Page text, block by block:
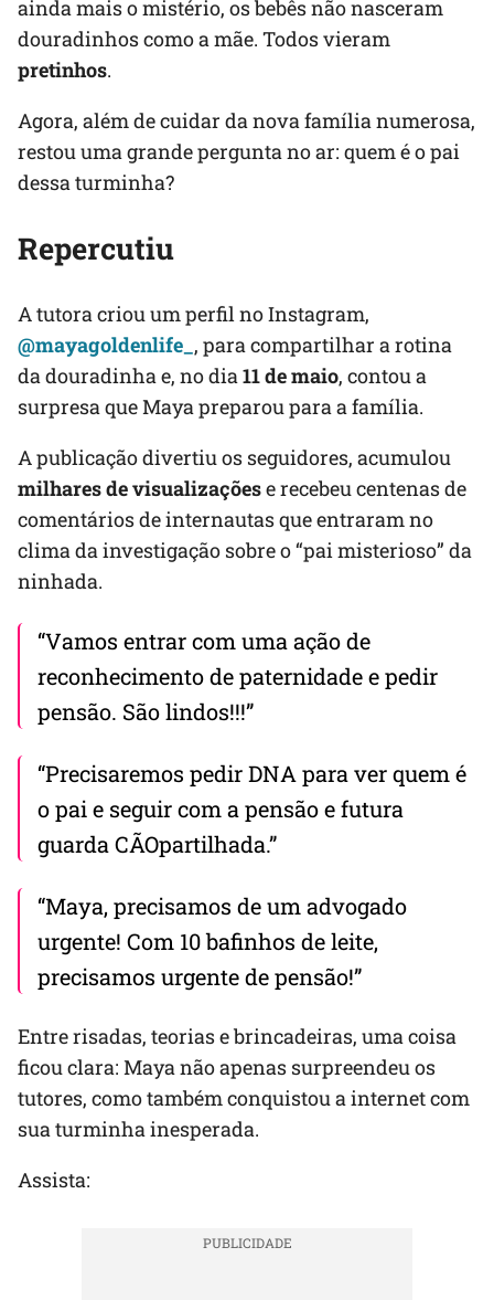
ainda mais o mistério, os bebês não nasceram
douradinhos como a mãe. Todos vieram
pretinhos.
Agora, além de cuidar da nova família numerosa,
restou uma grande pergunta no ar: quem é o pai
dessa turminha?
Repercutiu
A tutora criou um perfil no Instagram,
@mayagoldenlife_ , para compartilhar a rotina
da douradinha e, no dia 11 de maio, contou a
surpresa que Maya preparou para a família.
A publicação divertiu os seguidores, acumulou
milhares de visualizaçõese recebeu centenas de
comentários de internautas que entraram no
clima da investigação sobre o “pai misterioso” da
ninhada.
“Vamos entrar com uma ação de
reconhecimento de paternidade e pedir
pensão. São lindos!!!”
“Precisaremos pedir DNA para ver quem é
o pai e seguir com a pensão e futura
guarda CÃOpartilhada.”
“Maya, precisamos de um advogado
urgente! Com 10 bafinhos de leite,
precisamos urgente de pensão!”
Entre risadas, teorias e brincadeiras, uma coisa
ficou clara: Maya não apenas surpreendeu os
tutores, como também conquistou a internet com
sua turminha inesperada.
Assista: